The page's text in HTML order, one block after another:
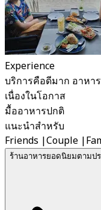
Experience
บริการคือดีมาก อาหา
เนื่องในโอกาส
มื้ออาหารปกติ
แนะนำสำหรับ
Friends |Couple |
ร้านอาหารยอดนิยมตามป